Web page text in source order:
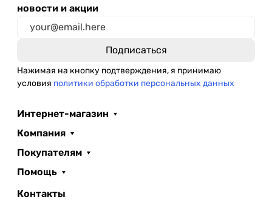
новости и акции
Нажимая на кнопку подтверждения, я принимаю
условия политики обработки персональных данных
Интернет-магазин
Компания
Покупателям
Помощь
Контакты